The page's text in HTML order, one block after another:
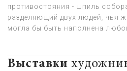
противостояния - шпиль
разделяющий двух людей, чья
могла бы быть наполнена
Выставки